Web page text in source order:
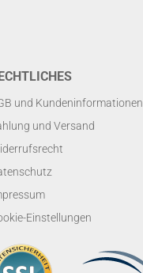
und Kundeninformationen
und Versand
Einstellungen